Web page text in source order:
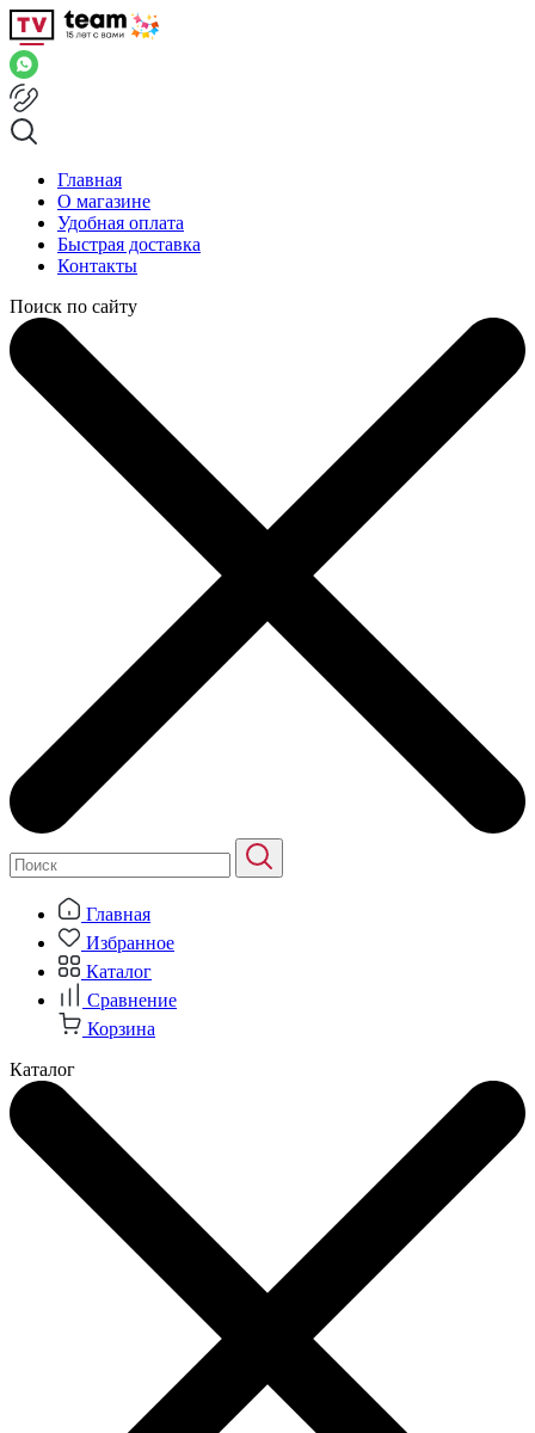
Главная
О магазине
Удобная оплата
Быстрая доставка
Контакты
Поиск по сайту
Главная
Избранное
Каталог
Сравнение
Корзина
Каталог